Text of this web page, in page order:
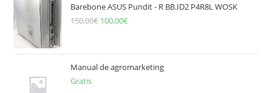
Barebone ASUS Pundit - R BB.ID2 P4R8L WOSK
150,00€ El
era:
100,00€
es:
Manual de agromarketing
Gratis